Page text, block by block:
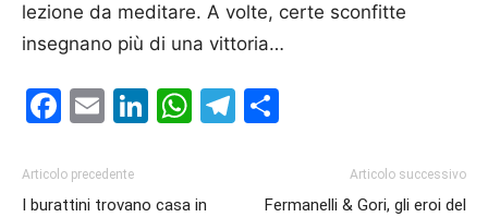
lezione da meditare. A volte, certe sconfitte
insegnano più di una vittoria…
Facebook
EmailLinkedIn
WhatsApp
Telegram
Articolo precedente
I burattini trovano casa in
Articolo successivo
Fermanelli & Gori, gli eroi del